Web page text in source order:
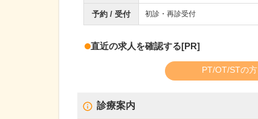
予約 / 受付 初診・再診受付
直近の求人を確認する[PR]
PT/OT/STの方
診療案内